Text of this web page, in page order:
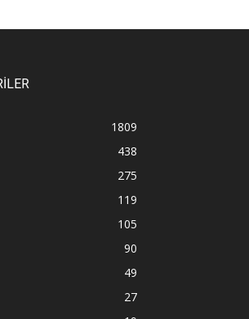
1809
438
275
119
105
90
49
27